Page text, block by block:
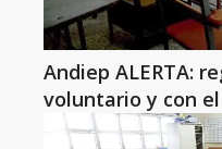
Andiep ALERTA:
voluntario y con